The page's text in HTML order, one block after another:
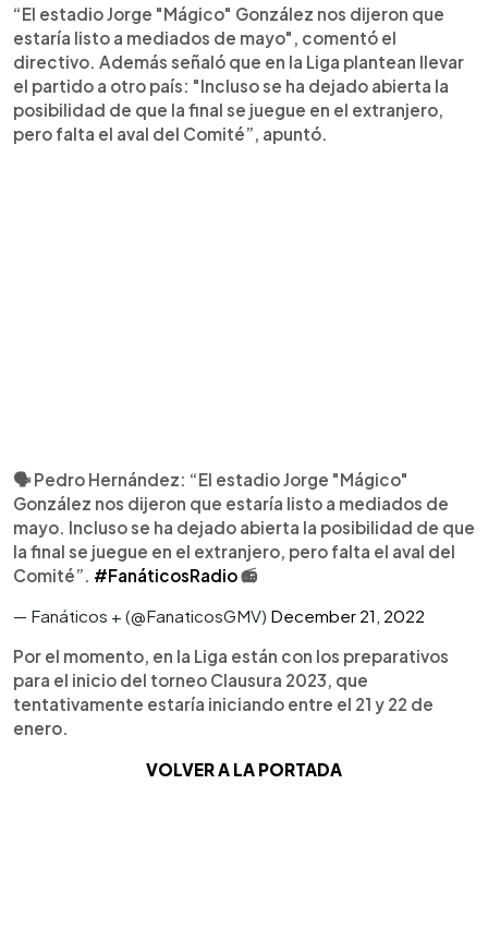
“El estadio Jorge "Mágico" González nos dijeron que
estaría listo a mediados de mayo", comentó el
directivo. Además señaló que en la Liga plantean llevar
el partido a otro país: "Incluso se ha dejado abierta la
posibilidad de que la final se juegue en el extranjero,
pero falta el aval del Comité”, apuntó.
🗣 Pedro Hernández: “El estadio Jorge "Mágico"
González nos dijeron que estaría listo a mediados de
mayo. Incluso se ha dejado abierta la posibilidad de que
la final se juegue en el extranjero, pero falta el aval del
Comité”. #FanáticosRadio📻
— Fanáticos + (@FanaticosGMV) December 21, 2022
Por el momento, en la Liga están con los preparativos
para el inicio del torneo Clausura 2023, que
tentativamente estaría iniciando entre el 21 y 22 de
enero.
VOLVER A LA PORTADA